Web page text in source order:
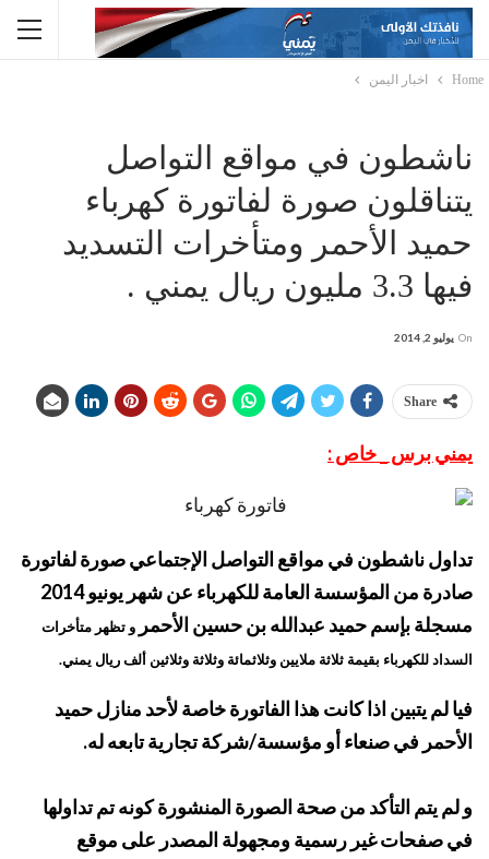
Home اخبار اليمن
ناشطون في مواقع التواصل
يتناقلون صورة لفاتورة كهرباء
حميد الأحمر ومتأخرات التسديد
فيها 3.3 مليون ريال يمني .
On يوليو 2, 2014
Share
يمني برس _ خاص :
تداول ناشطون في مواقع التواصل الإجتماعي صورة لفاتورة
صادرة من المؤسسة العامة للكهرباء عن شهر يونيو 2014
مسجلة بإسم حميد عبدالله بن حسين الأحمر و تظهر متأخرات
السداد للكهرباء بقيمة ثلاثة ملايين وثلاثمائة وثلاثة وثلاثين ألف ريال يمني.
فيا لم يتبين اذا كانت هذا الفاتورة خاصة لأحد منازل حميد
الأحمر في صنعاء أو مؤسسة/شركة تجارية تابعه له.
و لم يتم التأكد من صحة الصورة المنشورة كونه تم تداولها
في صفحات غير رسمية ومجهولة المصدر على موقع